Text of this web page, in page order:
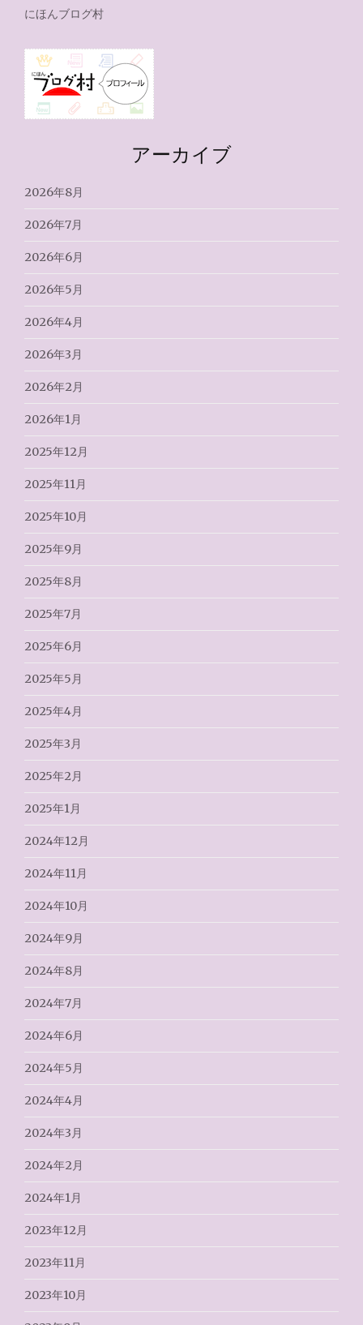
にほんブログ村
アーカイブ
2026年8月
2026年7月
2026年6月
2026年5月
2026年4月
2026年3月
2026年2月
2026年1月
2025年12月
2025年11月
2025年10月
2025年9月
2025年8月
2025年7月
2025年6月
2025年5月
2025年4月
2025年3月
2025年2月
2025年1月
2024年12月
2024年11月
2024年10月
2024年9月
2024年8月
2024年7月
2024年6月
2024年5月
2024年4月
2024年3月
2024年2月
2024年1月
2023年12月
2023年11月
2023年10月